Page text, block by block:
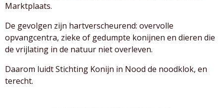
Marktplaats.
De gevolgen zijn hartverscheurend: overvolle
opvangcentra, zieke of gedumpte konijnen en dieren die
de vrijlating in de natuur niet overleven.
Daarom luidt Stichting Konijn in Nood de noodklok, en
terecht.